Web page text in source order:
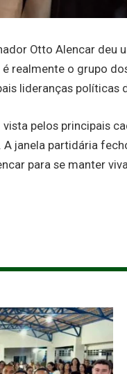
Otto Alencar deu
realmente o grupo
lideranças
pelos principais
janela partidária
para se manter